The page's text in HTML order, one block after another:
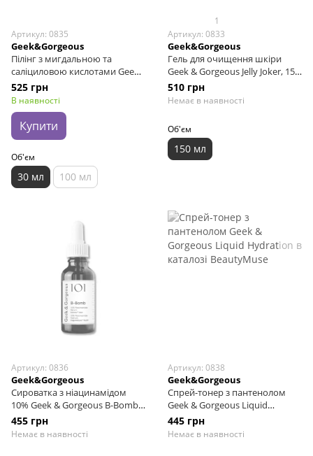
Артикул: 0835
Geek&Gorgeous
Пілінг з мигдальною та
саліциловою кислотами Geek
& Gorgeous Cheer Up, 30 мл
525 грн
В наявності
Купити
Об'єм
30 мл 100 мл
1
Артикул: 0833
Geek&Gorgeous
Гель для очищення шкіри
Geek & Gorgeous Jelly Joker, 150
мл
510 грн
Немає в наявності
Об'єм
150 мл
Артикул: 0836
Geek&Gorgeous
Сироватка з ніацинамідом
10% Geek & Gorgeous B-Bomb,
30 мл
455 грн
Немає в наявності
Артикул: 0838
Geek&Gorgeous
Спрей-тонер з пантенолом
Geek & Gorgeous Liquid
Hydration, 110 мл
445 грн
Немає в наявності